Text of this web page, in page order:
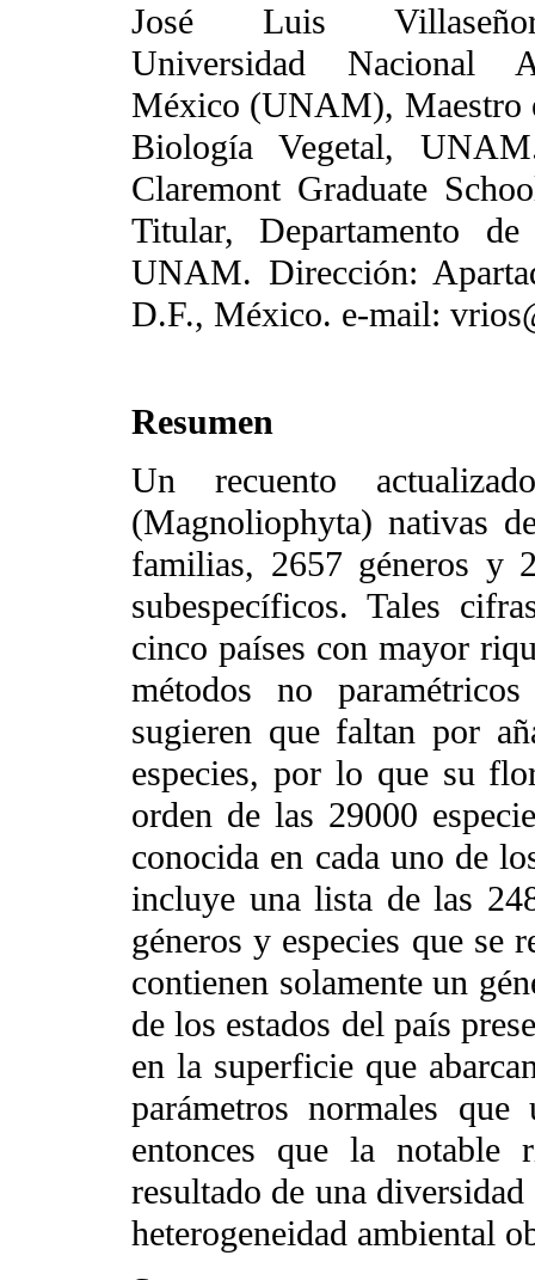
José Luis
Universidad Nacional
México (UNAM), Maestro
Biología Vegetal,
Claremont Graduate
Titular, Departamento
UNAM. Dirección:
D.F., México. e-mail:
Resumen
Un recuento
(Magnoliophyta) nativas
familias, 2657 géneros y
subespecíficos. Tales
cinco países con mayor
métodos no
sugieren que faltan por
especies, por lo que su
orden de las 29000
conocida en cada uno de
incluye una lista de las
géneros y especies que se
contienen solamente un
de los estados del país
en la superficie que
parámetros normales
entonces que la notable
resultado de una
heterogeneidad ambiental